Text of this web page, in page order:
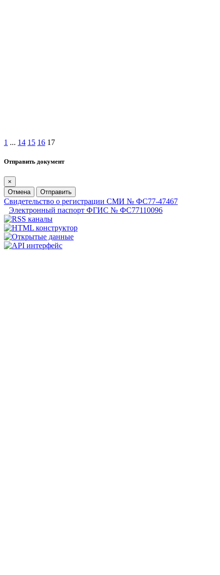
1 ... 14 15 16 17
Отправить документ
×
Отмена
Отправить
Свидетельство о регистрации СМИ № ФС77-47467
Электронный паспорт ФГИС № ФС77110096